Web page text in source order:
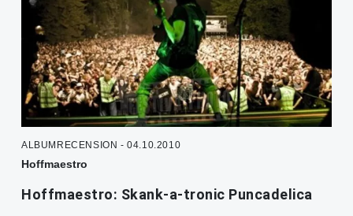
ALBUMRECENSION - 04.10.2010
Hoffmaestro
Hoffmaestro: Skank-a-tronic Puncadelica